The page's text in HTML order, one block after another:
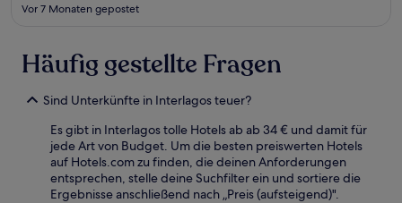
Vor 7 Monaten gepostet
Häufig gestellte Fragen
Sind Unterkünfte in Interlagos teuer?
Es gibt in Interlagos tolle Hotels ab ab 34 € und damit für
jede Art von Budget. Um die besten preiswerten Hotels
auf Hotels.com zu finden, die deinen Anforderungen
entsprechen, stelle deine Suchfilter ein und sortiere die
Ergebnisse anschließend nach „Preis (aufsteigend)".